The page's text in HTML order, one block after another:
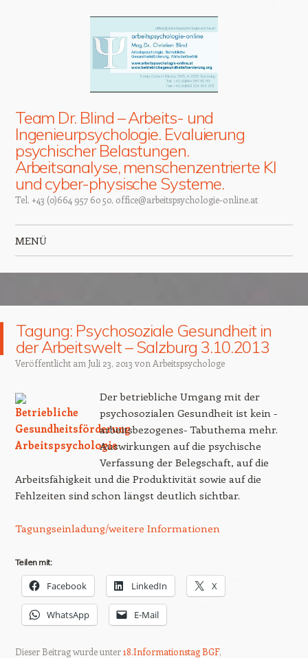
Team Dr. Blind – Arbeits- und
Ingenieurpsychologie. Evaluierung
psychischer Belastungen.
Arbeitsanalyse, menschenzentrierte KI
und cyber-physische Systeme.
Tel. +43 (0)664 957 60 50, office@arbeitspsychologie-online.at
MENÜ
Tagung: Psychosoziale Gesundheit in
der Arbeitswelt – Salzburg 3.10.2013
Veröffentlicht am Juli 23, 2013 von Arbeitspsychologe
Der betriebliche Umgang mit der
psychosozialen Gesundheit ist kein -
arbeitsbezogenes- Tabuthema mehr.
Auswirkungen auf die psychische
Verfassung der Belegschaft, auf die
Arbeitsfähigkeit und die Produktivität sowie auf die
Fehlzeiten sind schon längst deutlich sichtbar.
Tagungseinladung/weitere Informationen
Teilen mit:
Facebook LinkedIn X
WhatsApp E-Mail
Dieser Beitrag wurde unter18.Informationstag BGF,